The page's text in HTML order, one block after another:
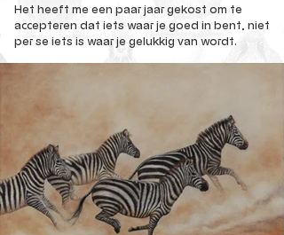
Het heeft me een paar jaar gekost om te
accepteren dat iets waar je goed in bent, niet
per se iets is waar je gelukkig van wordt.